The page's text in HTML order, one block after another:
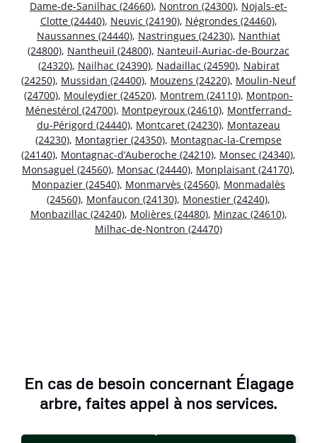
Dame-de-Sanilhac (24660), Nontron (24300), Nojals-et-
Clotte (24440), Neuvic (24190), Négrondes (24460),
Naussannes (24440), Nastringues (24230), Nanthiat
(24800), Nantheuil (24800), Nanteuil-Auriac-de-Bourzac
(24320), Nailhac (24390), Nadaillac (24590), Nabirat
(24250), Mussidan (24400), Mouzens (24220), Moulin-Neuf
(24700), Mouleydier (24520), Montrem (24110), Montpon-
Ménestérol (24700), Montpeyroux (24610), Montferrand-
du-Périgord (24440), Montcaret (24230), Montazeau
(24230), Montagrier (24350), Montagnac-la-Crempse
(24140), Montagnac-d’Auberoche (24210), Monsec (24340),
Monsaguel (24560), Monsac (24440), Monplaisant (24170),
Monpazier (24540), Monmarvès (24560), Monmadalès
(24560), Monfaucon (24130), Monestier (24240),
Monbazillac (24240), Molières (24480), Minzac (24610),
Milhac-de-Nontron (24470)
En cas de besoin concernant Élagage
arbre, faites appel à nos services.